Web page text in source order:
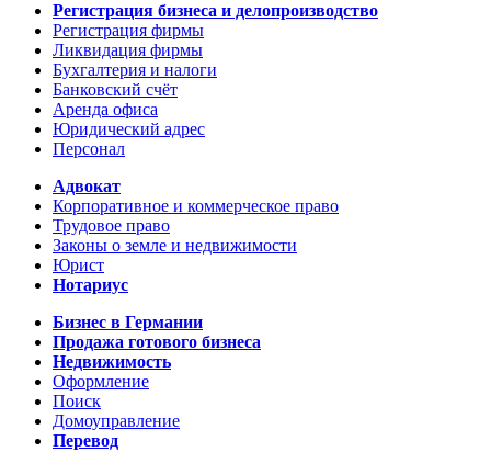
Регистрация бизнеса и делопроизводство
Регистрация фирмы
Ликвидация фирмы
Бухгалтерия и налоги
Банковский счёт
Аренда офиса
Юридический адрес
Персонал
Адвокат
Корпоративное и коммерческое право
Трудовое право
Законы о земле и недвижимости
Юрист
Нотариус
Бизнес в Германии
Продажа готового бизнеса
Недвижимость
Оформление
Поиск
Домоуправление
Перевод